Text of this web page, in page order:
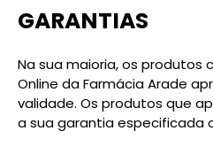
GARANTIAS
Na sua maioria, os produtos
Online da Farmácia Arade
validade. Os produtos que
a sua garantia especificada